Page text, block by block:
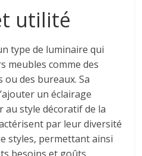
utilité
type de luminaire qui
meubles comme des
ou des bureaux. Sa
un éclairage
au style décoratif de la
par leur diversité
styles, permettant ainsi